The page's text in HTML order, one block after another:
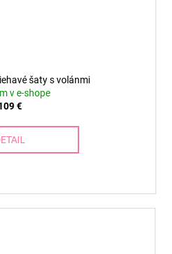
šaty s volánmi
v e-shope
€